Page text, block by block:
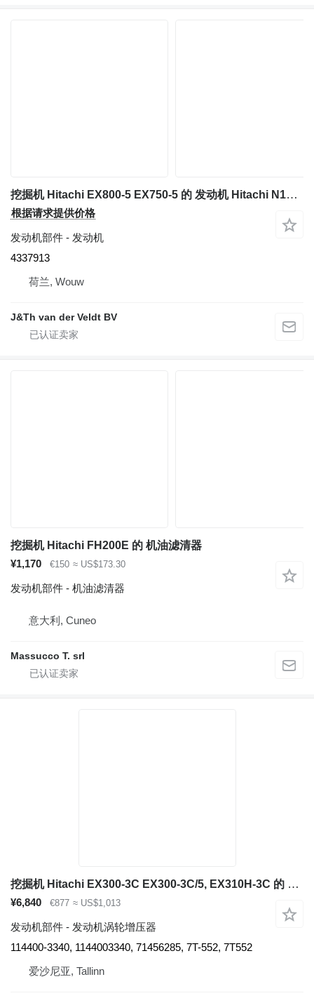
挖掘机 Hitachi EX800-5 EX750-5 的 发动机 Hitachi N14C - 4337913
根据请求提供价格
发动机部件 - 发动机
4337913
荷兰, Wouw
J&Th van der Veldt BV
挖掘机 Hitachi FH200E 的 机油滤清器
¥1,170
€150 ≈ US$173.30
发动机部件 - 机油滤清器
意大利, Cuneo
Massucco T. srl
挖掘机 Hitachi EX300-3C EX300-3C/5, EX310H-3C 的 发动机涡轮增压器 114400-3340
¥6,840 €877 ≈ US$1,013
发动机部件 - 发动机涡轮增压器
114400-3340, 1144003340, 71456285, 7T-552, 7T552
爱沙尼亚, Tallinn